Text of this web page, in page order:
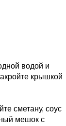
водой и
крышкой
сметану, соус
мешок с